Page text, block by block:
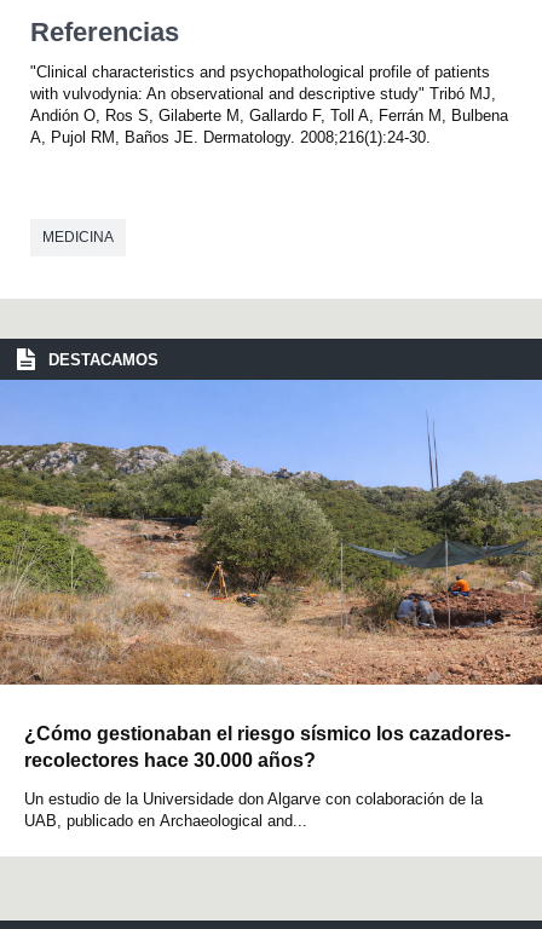
Referencias
"Clinical characteristics and psychopathological profile of patients
with vulvodynia: An observational and descriptive study" Tribó MJ,
Andión O, Ros S, Gilaberte M, Gallardo F, Toll A, Ferrán M, Bulbena
A, Pujol RM, Baños JE. Dermatology. 2008;216(1):24-30.
MEDICINA
DESTACAMOS
¿Cómo gestionaban el riesgo sísmico los cazadores-
recolectores hace 30.000 años?
Un estudio de la Universidade don Algarve con colaboración de la
UAB, publicado en Archaeological and...